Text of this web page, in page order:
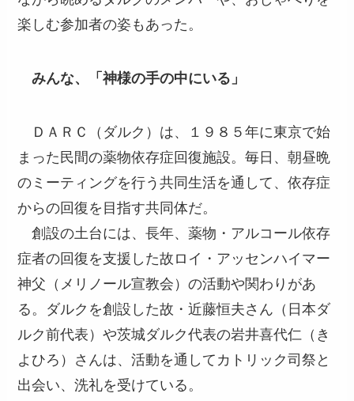
楽しむ参加者の姿もあった。
みんな、「神様の手の中にいる」
ＤＡＲＣ（ダルク）は、１９８５年に東京で始
まった民間の薬物依存症回復施設。毎日、朝昼晩
のミーティングを行う共同生活を通して、依存症
からの回復を目指す共同体だ。
創設の土台には、長年、薬物・アルコール依存
症者の回復を支援した故ロイ・アッセンハイマー
神父（メリノール宣教会）の活動や関わりがあ
る。ダルクを創設した故・近藤恒夫さん（日本ダ
ルク前代表）や茨城ダルク代表の岩井喜代仁（き
よひろ）さんは、活動を通してカトリック司祭と
出会い、洗礼を受けている。